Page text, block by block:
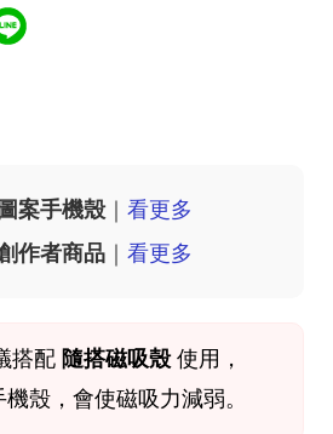
案手機殼｜ 看更多
作者商品
看更多
搭配 隨搭磁吸殼使用，
殼，會使磁吸力減弱。